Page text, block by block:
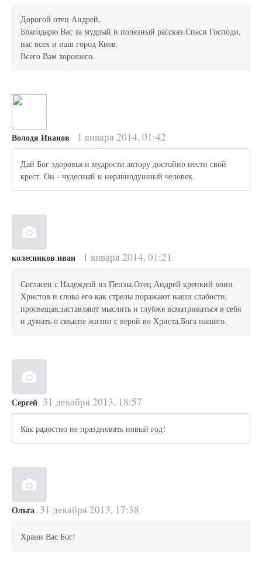
Дорогой отец Андрей,
Благодарю Вас за мудрый и полезный рассказ.Спаси Господи,
нас всех и наш город Киев.
Всего Вам хорошего.
Володя Иванов 1 января 2014, 01:42
Дай Бог здоровья и мудрости автору достойно нести свой
крест. Он - чудесный и неравнодушный человек.
колесников иван 1 января 2014, 01:21
Согласен с Надеждой из Пензы.Отец Андрей крепкий воин
Христов и слова его как стрелы поражают наши слабости,
просвещая,заставляют мыслить и глубже всматриваться в себя
и думать о смыспе жизни с верой во Христа,Бога нашего.
Сергей 31 декабря 2013, 18:57
Как радостно не праздновать новый год!
Ольга 31 декабря 2013, 17:38
Храни Вас Бог!